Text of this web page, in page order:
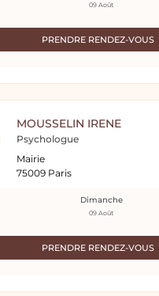
PRENDRE RENDEZ-VOUS
09 Août
MOUSSELIN IRENE
Psychologue
Mairie
75009 Paris
PRENDRE RENDEZ-VOUS
Dimanche
09 Août